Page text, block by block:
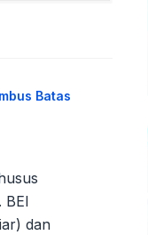
Batas
BEI
dan